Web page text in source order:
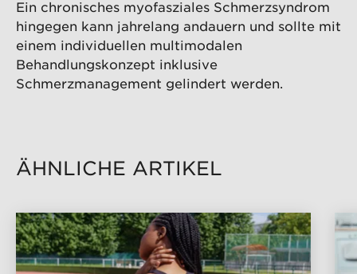
Ein chronisches myofasziales Schmerzsyndrom
hingegen kann jahrelang andauern und sollte mit
einem individuellen multimodalen
Behandlungskonzept inklusive
Schmerzmanagement gelindert werden.
ÄHNLICHE ARTIKEL